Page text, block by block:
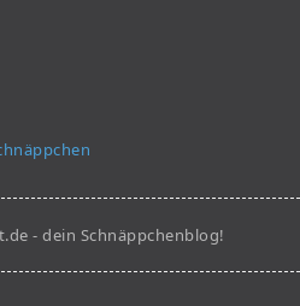
- dein Schnäppchenblog!